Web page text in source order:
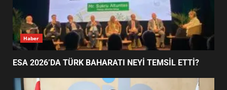
3
EİB’DE KRİTİK ATAMA:
SÜRDÜRÜLEBİLİRLİKTE NE
DEĞİŞECEK?
FİNALİNDE NE BAŞARDI?
Haber
ESA 2026’DA TÜRK BAHARATI NEYİ TEMSİL ETTİ?